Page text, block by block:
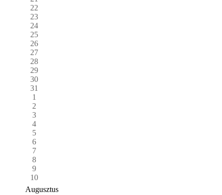
22
23
24
25
26
27
28
29
30
31
1
2
3
4
5
6
7
8
9
10
Augusztus